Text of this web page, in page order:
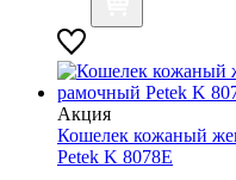
Акция
Кошелек кожаный
Petek K 8078Е